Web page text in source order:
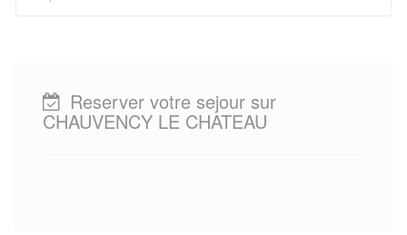
Reserver votre sejour sur
CHAUVENCY LE CHATEAU